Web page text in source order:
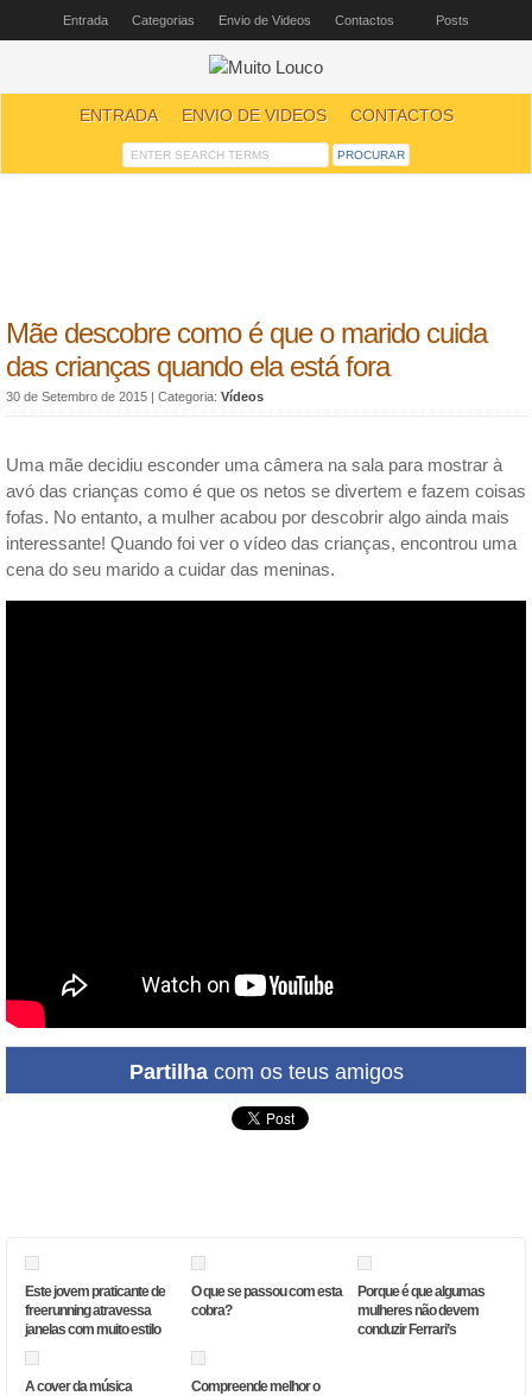
Entrada Categorias Envio de Videos Contactos Posts
ENTRADA ENVIO DE VIDEOS CONTACTOS
Mãe descobre como é que o marido cuida
das crianças quando ela está fora
30 de Setembro de 2015 | Categoria: Vídeos
Uma mãe decidiu esconder uma câmera na sala para mostrar à
avó das crianças como é que os netos se divertem e fazem coisas
fofas. No entanto, a mulher acabou por descobrir algo ainda mais
interessante! Quando foi ver o vídeo das crianças, encontrou uma
cena do seu marido a cuidar das meninas.
Partilhacom os teus amigos
Este jovem praticante de
freerunning atravessa
janelas com muito estilo
O que se passou com esta
cobra?
Porque é que algumas
mulheres não devem
conduzir Ferrari’s
A cover da música
Compreende melhor o